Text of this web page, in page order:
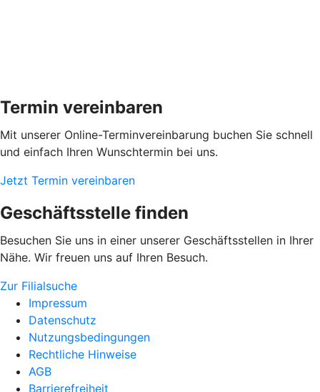
Termin vereinbaren
Mit unserer Online-Terminvereinbarung buchen Sie schnell
und einfach Ihren Wunschtermin bei uns.
Jetzt Termin vereinbaren
Geschäftsstelle finden
Besuchen Sie uns in einer unserer Geschäftsstellen in Ihrer
Nähe. Wir freuen uns auf Ihren Besuch.
Zur Filialsuche
Impressum
Datenschutz
Nutzungsbedingungen
Rechtliche Hinweise
AGB
Barrierefreiheit